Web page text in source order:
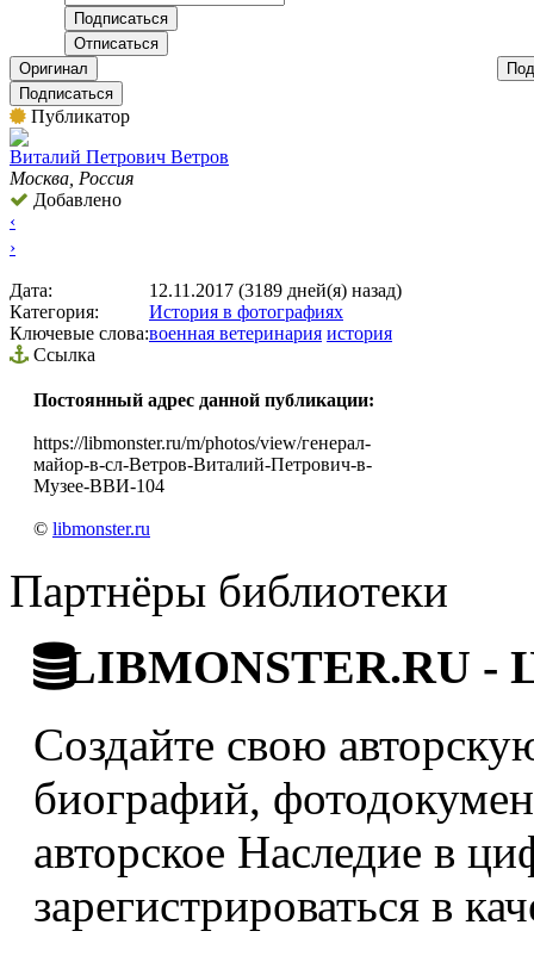
Оригинал
Подписаться
Публикатор
Виталий Петрович Ветров
Москва, Россия
Добавлено
‹
›
Дата:
12.11.2017 (3189 дней(я) назад)
Категория:
История в фотографиях
Ключевые слова:военная ветеринария история
Ссылка
Постоянный адрес данной публикации:
https://libmonster.ru/m/photos/view/генерал-
майор-в-сл-Ветров-Виталий-Петрович-в-
Музее-ВВИ-104
© libmonster.ru
Партнёры библиотеки
LIBMONSTER.RU -
Создайте свою
биографий,
авторское Наследие в
зарегистрироваться в